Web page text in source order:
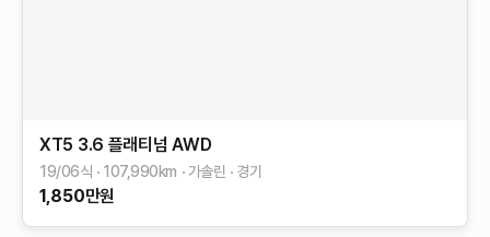
XT5 3.6 플래티넘 AWD
19/06식 107,990km 가솔린 경기
1,850만원